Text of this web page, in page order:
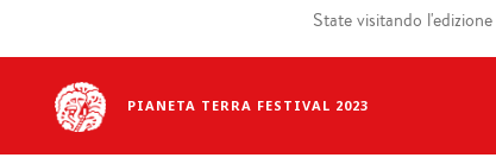
PIANETA TERRA FESTIVAL 2023
State visitando